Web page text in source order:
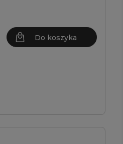
Do koszyka